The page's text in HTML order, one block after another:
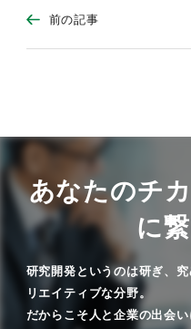
前の記事
あなたのチ
に
研究開発というのは研ぎ、
リエイティブな分野。
だからこそ人と企業の出会